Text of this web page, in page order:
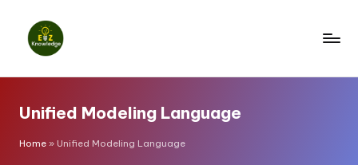
K
n
Unified Modeling Language
Home » Unified Modeling Language